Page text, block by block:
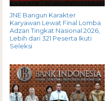
JNE Bangun Karakter
Karyawan Lewat Final Lomba
Adzan Tingkat Nasional 2026,
Lebih dari 321 Peserta Ikuti
Seleksi